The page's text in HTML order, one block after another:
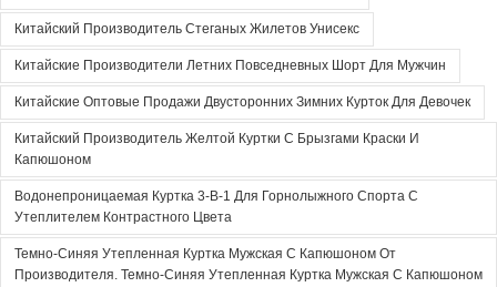
Китайский Производитель Стеганых Жилетов Унисекс
Китайские Производители Летних Повседневных Шорт Для Мужчин
Китайские Оптовые Продажи Двусторонних Зимних Курток Для Девочек
Китайский Производитель Желтой Куртки С Брызгами Краски И
Капюшоном
Водонепроницаемая Куртка 3-В-1 Для Горнолыжного Спорта С
Утеплителем Контрастного Цвета
Темно-Синяя Утепленная Куртка Мужская С Капюшоном От
Производителя. Темно-Синяя Утепленная Куртка Мужская С Капюшоном